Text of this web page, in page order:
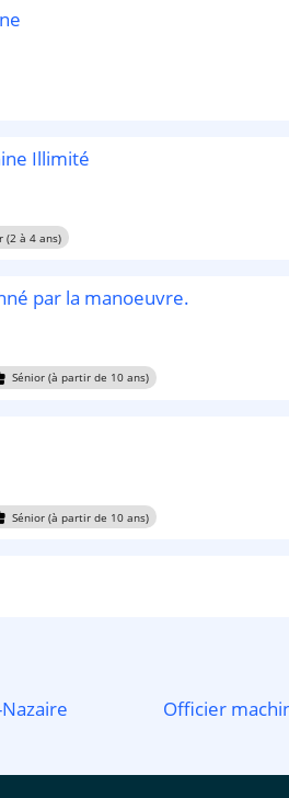
Illimité
(2 à 4 ans)
par la manoeuvre.
Sénior (à partir de 10 ans)
Sénior (à partir de 10 ans)
Officier